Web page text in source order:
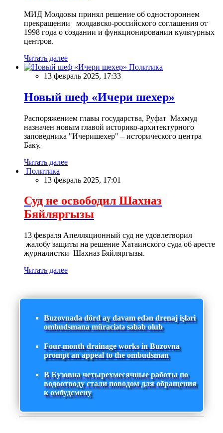
МИД Молдовы принял решение об одностороннем
прекращении молдавско-российского соглашения от
1998 года о создании и функционировании культурных
центров.
Читать далее
Политика
13 февраль 2025, 17:33
Новый шеф «Ичери шехер»
Распоряжением главы государства, Руфат Махмуд
назначен новым главой историко-архитектурного
заповедника "Ичеришехер" – исторического центра
Баку.
Читать далее
Политика
13 февраль 2025, 17:01
Суд не освободил Шахназ
Бяйляргызы
13 февраля Апелляционный суд не удовлетворил
жалобу защиты на решение Хатаинского суда об аресте
журналистки Шахназ Бяйляргызы.
Читать далее
Buzovnada dörd ay davam edən drenaj işləri
ombudsmana müraciətə səbəb olub
Four-month drainage works in Buzovna
prompt an appeal to the ombudsman
В Бузовна четырехмесячные работы по
водоотводу стали поводом для обращения
к омбудсмену